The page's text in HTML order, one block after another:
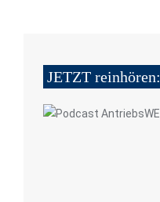
JETZT reinhören: